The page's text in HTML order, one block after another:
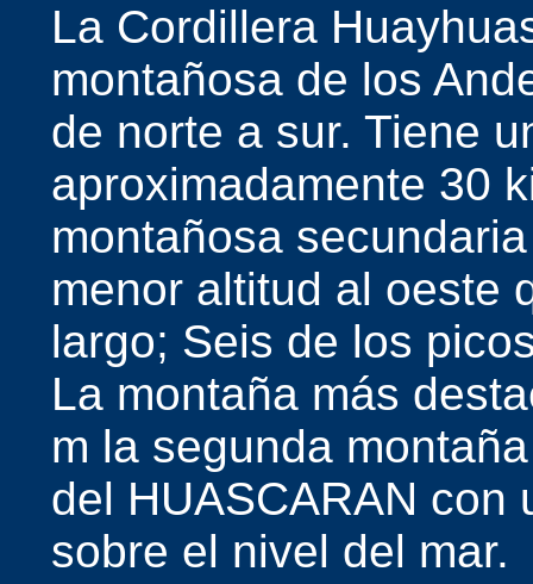
La Cordillera
montañosa de los
de norte a sur. Tiene
aproximadamente 30
montañosa
menor altitud al oeste
largo; Seis de los
La montaña más
m la segunda
del HUASCARAN con
sobre el nivel del mar.